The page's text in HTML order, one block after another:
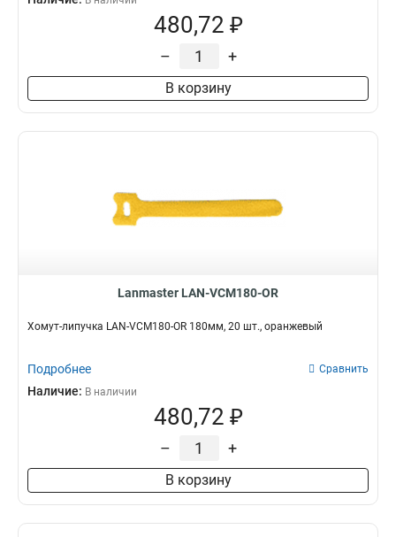
480,72 ₽
– +
В корзину
Lanmaster LAN-VCM180-OR
Хомут-липучка LAN-VCM180-OR 180мм, 20 шт., оранжевый
Подробнее Сравнить
Наличие: В наличии
480,72 ₽
– +
В корзину